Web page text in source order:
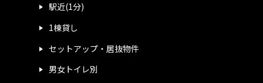
駅近(1分)
1棟貸し
セットアップ・居抜物件
男女トイレ別